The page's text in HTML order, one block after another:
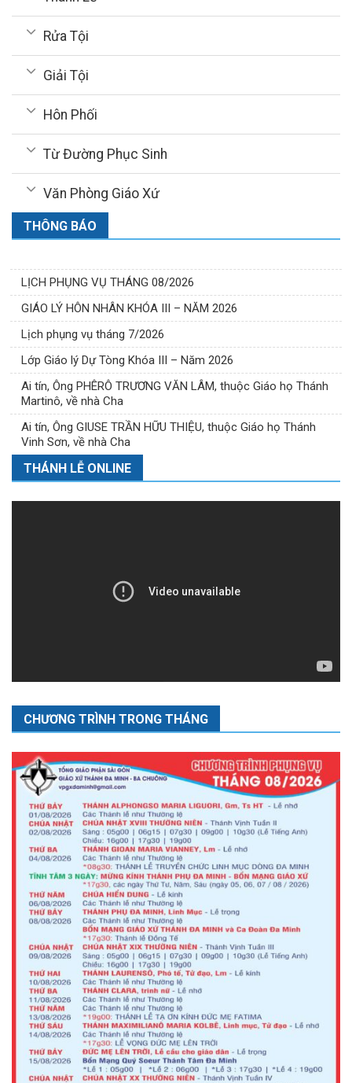
Rửa Tội
Giải Tội
Hôn Phối
Từ Đường Phục Sinh
Văn Phòng Giáo Xứ
THÔNG BÁO
LỊCH PHỤNG VỤ THÁNG 08/2026
GIÁO LÝ HÔN NHÂN KHÓA III – NĂM 2026
Lịch phụng vụ tháng 7/2026
Lớp Giáo lý Dự Tòng Khóa III – Năm 2026
Ai tín, Ông PHÊRÔ TRƯƠNG VĂN LÂM, thuộc Giáo họ Thánh
Martinô, về nhà Cha
Ai tín, Ông GIUSE TRẦN HỮU THIỆU, thuộc Giáo họ Thánh
Vinh Sơn, về nhà Cha
THÁNH LỄ ONLINE
CHƯƠNG TRÌNH TRONG THÁNG